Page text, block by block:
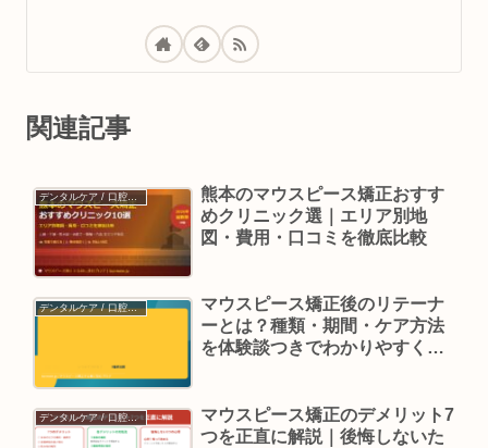
関連記事
熊本のマウスピース矯正おすす
めクリニック選｜エリア別地
図・費用・口コミを徹底比較
デンタルケア / 口腔ケア
マウスピース矯正後のリテーナ
ーとは？種類・期間・ケア方法
を体験談つきでわかりやすく解
デンタルケア / 口腔ケア
マウスピース矯正のデメリット7
つを正直に解説｜後悔しないた